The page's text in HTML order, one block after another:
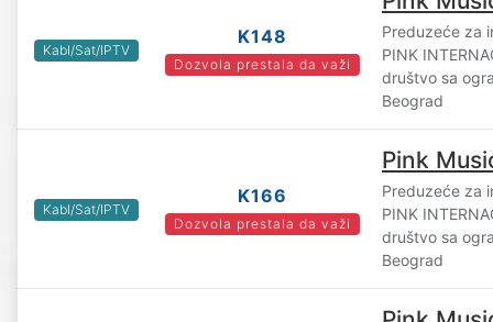
Kabl/Sat/IPTV
K148
Dozvola prestala da važi
Preduzeće za
PINK
društvo sa
Beograd
Kabl/Sat/IPTV
K166
Dozvola prestala da važi
Pink
Preduzeće za
PINK
društvo sa
Beograd